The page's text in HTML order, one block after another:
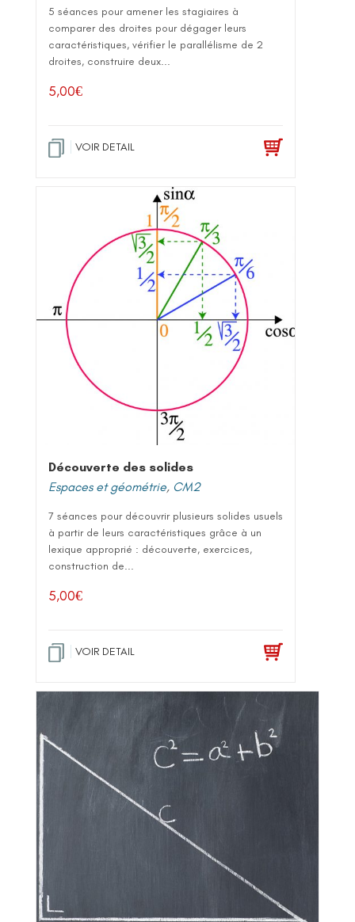
5 séances pour amener les stagiaires à
comparer des droites pour dégager leurs
caractéristiques, vérifier le parallélisme de 2
droites, construire deux...
5,00€
VOIR DETAIL
Découverte des solides
Espaces et géométrie, CM2
7 séances pour découvrir plusieurs solides usuels
à partir de leurs caractéristiques grâce à un
lexique approprié : découverte, exercices,
construction de...
5,00€
VOIR DETAIL